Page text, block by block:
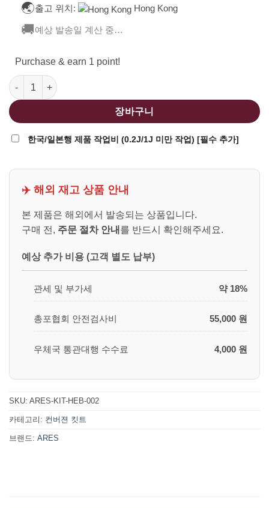
🌏출고 위치: Hong Kong
🚚예상 발송일 계산 중…
Purchase & earn 1 point!
ARES HPA System HEB-002 HPA Gear Box (Ambi Selector
장바구니
한국/일본행 제품 작업비 (0.2J/1J 미만 작업) [필수 추가]
✈️ 해외 재고 상품 안내
본 제품은 해외에서 발송되는 상품입니다.
구매 전, 주문 절차 안내 를 반드시 확인해주세요.
예상 추가 비용 (고객 별도 납부)
관세 및 부가세 약 18%
총포협회 안전검사비 55,000 원
우체국 통관대행 수수료 4,000 원
SKU: ARES-KIT-HEB-002
카테고리: 컨버젼 킷트
브랜드: ARES